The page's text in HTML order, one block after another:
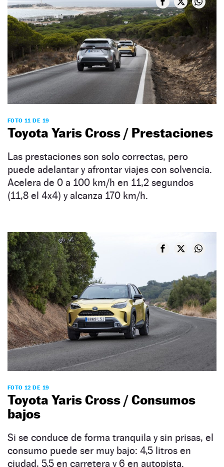
FOTO 11 DE 19
Toyota Yaris Cross / Prestaciones
Las prestaciones son solo correctas, pero
puede adelantar y afrontar viajes con solvencia.
Acelera de 0 a 100 km/h en 11,2 segundos
(11,8 el 4x4) y alcanza 170 km/h.
FOTO 12 DE 19
Toyota Yaris Cross / Consumos
bajos
Si se conduce de forma tranquila y sin prisas, el
consumo puede ser muy bajo: 4,5 litros en
ciudad, 5,5 en carretera y 6 en autopista.